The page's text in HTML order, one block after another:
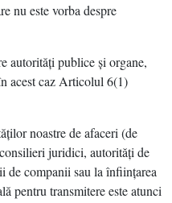
nu este vorba despre
autorităţi publice şi organe,
acest caz Articolul 6(1)
noastre de afaceri (de
juridici, autorităţi de
de companii sau la înfiinţarea
pentru transmitere este atunci